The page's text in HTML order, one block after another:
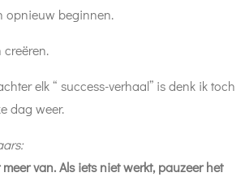
opnieuw beginnen.
creëren.
elk “ success-verhaal” is denk ik toch
dag weer.
van. Als iets niet werkt, pauzeer het